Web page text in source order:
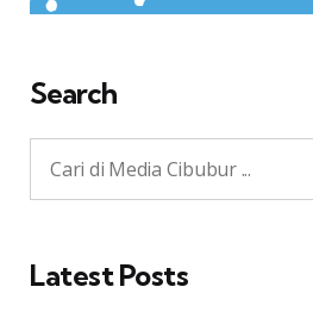
Search
Latest Posts